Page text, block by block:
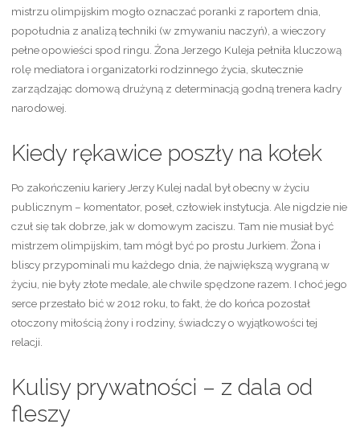
mistrzu olimpijskim mogło oznaczać poranki z raportem dnia,
popołudnia z analizą techniki (w zmywaniu naczyń), a wieczory
pełne opowieści spod ringu. Żona Jerzego Kuleja pełniła kluczową
rolę mediatora i organizatorki rodzinnego życia, skutecznie
zarządzając domową drużyną z determinacją godną trenera kadry
narodowej.
Kiedy rękawice poszły na kołek
Po zakończeniu kariery Jerzy Kulej nadal był obecny w życiu
publicznym – komentator, poseł, człowiek instytucja. Ale nigdzie nie
czuł się tak dobrze, jak w domowym zaciszu. Tam nie musiał być
mistrzem olimpijskim, tam mógł być po prostu Jurkiem. Żona i
bliscy przypominali mu każdego dnia, że największą wygraną w
życiu, nie były złote medale, ale chwile spędzone razem. I choć jego
serce przestało bić w 2012 roku, to fakt, że do końca pozostał
otoczony miłością żony i rodziny, świadczy o wyjątkowości tej
relacji.
Kulisy prywatności – z dala od
fleszy